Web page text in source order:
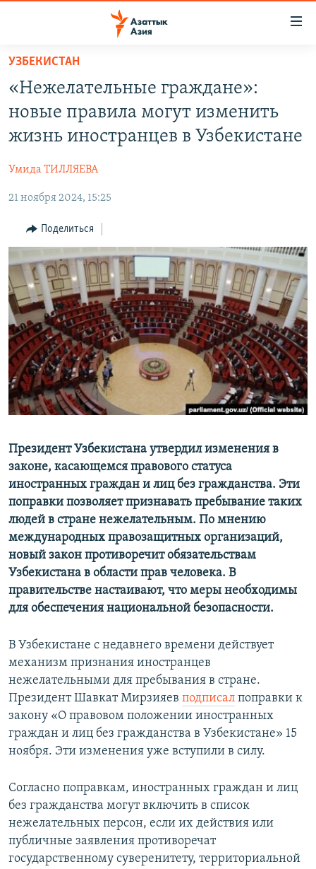
Вернуться
основному
содержанию
главной
Вернутся
поиску
ТАДЖИКИСТАН
ВОЙНА В УКРАИНЕ
ҚАЗАҚША
КЫРГЫЗЧА
ЎЗБЕКЧА
TÜRKMENÇE
ПОДПИШИТЕСЬ НА НАС В СОЦСЕТЯХ
Все сайты РСЕ/РС
УЗБЕКИСТАН
«Нежелательные граждане»:
новые правила могут изменить
жизнь иностранцев в Узбекистане
Умида ТИЛЛЯЕВА
21 ноября 2024, 15:25
Поделиться
Президент Узбекистана утвердил изменения в
законе, касающемся правового статуса
иностранных граждан и лиц без гражданства. Эти
поправки позволяет признавать пребывание таких
людей в стране нежелательным. По мнению
международных правозащитных организаций,
новый закон противоречит обязательствам
Узбекистана в области прав человека. В
правительстве настаивают, что меры необходимы
для обеспечения национальной безопасности.
В Узбекистане с недавнего времени действует
механизм признания иностранцев
нежелательными для пребывания в стране.
Президент Шавкат Мирзияев подписал поправки к
закону «О правовом положении иностранных
граждан и лиц без гражданства в Узбекистане» 15
ноября. Эти изменения уже вступили в силу.
Согласно поправкам, иностранных граждан и лиц
без гражданства могут включить в список
нежелательных персон, если их действия или
публичные заявления противоречат
государственному суверенитету, территориальной